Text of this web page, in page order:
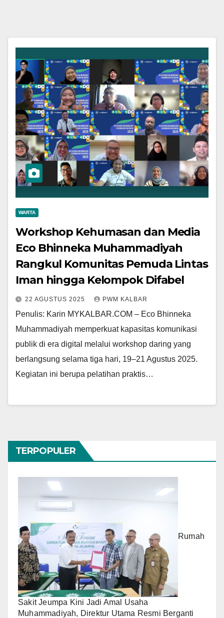
WARTA
Workshop Kehumasan dan Media
Eco Bhinneka Muhammadiyah
Rangkul Komunitas Pemuda Lintas
Iman hingga Kelompok Difabel
22 AGUSTUS 2025 PWM KALBAR
Penulis: Karin MYKALBAR.COM – Eco Bhinneka
Muhammadiyah memperkuat kapasitas komunikasi
publik di era digital melalui workshop daring yang
berlangsung selama tiga hari, 19–21 Agustus 2025.
Kegiatan ini berupa pelatihan praktis…
TERPOPULER
Rumah
Sakit Jeumpa Kini Jadi Amal Usaha
Muhammadiyah, Direktur Utama Resmi Berganti